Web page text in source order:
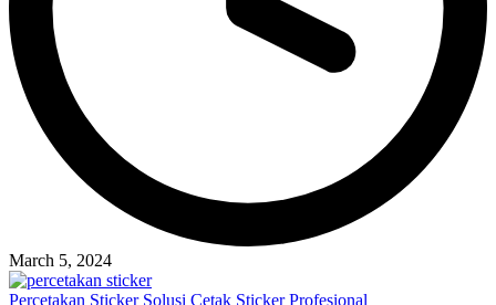
March 5, 2024
Percetakan Sticker Solusi Cetak Sticker Profesional